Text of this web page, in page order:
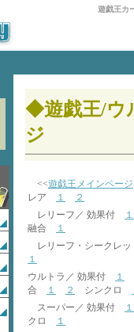
遊戯王カ
◆遊戯王/ウ
ジ
<<遊戯王メインページ
レア
１
２
レリーフ／ 効果付
１
融合
１
レリーフ・シークレ
１
ウルトラ／ 効果付
１
合
１ ２ シンクロ
スーパー／ 効果付
１
クロ
１